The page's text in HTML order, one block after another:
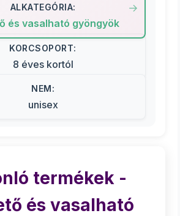
ALKATEGÓRIA:
és vasalható gyöngyök
KORCSOPORT:
8 éves kortól
NEM:
unisex
termékek -
és vasalható